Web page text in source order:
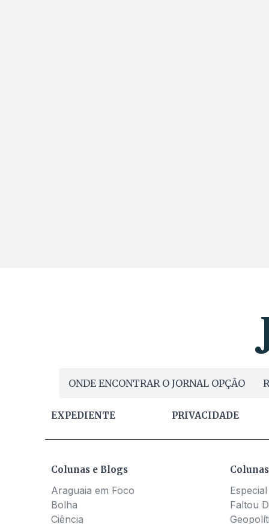
ONDE ENCONTRAR O JORNAL OPÇÃO
EXPEDIENTE PRIVACIDADE
Colunas e Blogs
Araguaia em Foco
Bolha
Ciência
Faltou